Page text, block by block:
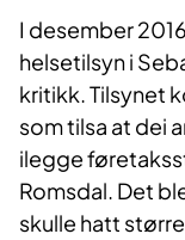
I desember
helsetilsyn i
kritikk. Tilsynet
som tilsa at dei
ilegge
Romsdal. Det
skulle hatt